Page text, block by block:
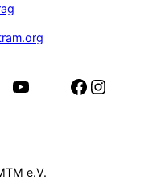
Facebook Instagram
YouTube
e.V.